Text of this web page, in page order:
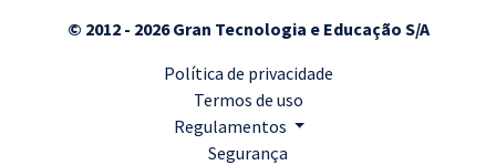
© 2012 - 2026 Gran Tecnologia e Educação S/A
Política de privacidade
Termos de uso
Regulamentos
Segurança